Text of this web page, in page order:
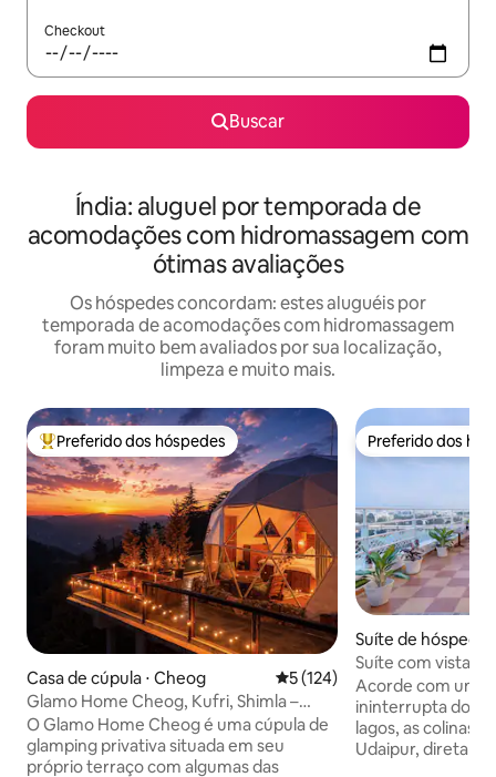
Checkout
Buscar
Índia: aluguel por temporada de
acomodações com hidromassagem com
ótimas avaliações
Os hóspedes concordam: estes aluguéis por
temporada de acomodações com hidromassagem
foram muito bem avaliados por sua localização,
limpeza e muito mais.
Entre os melhores preferidos dos hóspedes
Preferido dos hóspedes
Casa de cúpula ⋅ Cheog 5 de uma avaliação média de
5 (124)
Glamo Home Cheog, Kufri, Shimla –
acomodação privativa
O Glamo Home Cheog é uma cúpula de
glamping privativa situada em seu
próprio terraço com algumas das
Preferido dos
Preferido dos
Suíte de
Suíte com vista
privativo | Vista
Acorde com uma
ininterrupta do
lagos, as colinas
Udaipur,